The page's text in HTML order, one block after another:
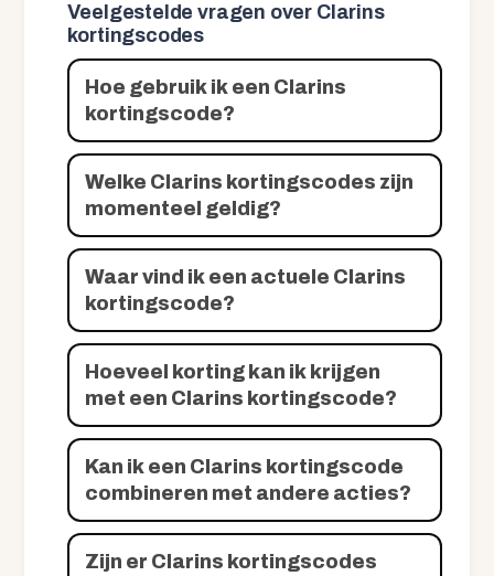
Veelgestelde vragen over Clarins
kortingscodes
Hoe gebruik ik een Clarins
kortingscode?
Welke Clarins kortingscodes zijn
momenteel geldig?
Waar vind ik een actuele Clarins
kortingscode?
Hoeveel korting kan ik krijgen
met een Clarins kortingscode?
Kan ik een Clarins kortingscode
combineren met andere acties?
Zijn er Clarins kortingscodes